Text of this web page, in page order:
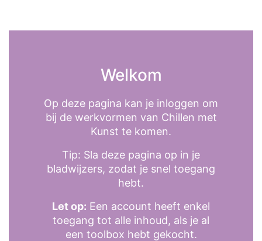
Welkom
Op deze pagina kan je inloggen om
bij de werkvormen van Chillen met
Kunst te komen.
Tip: Sla deze pagina op in je
bladwijzers, zodat je snel toegang
hebt.
Let op: Een account heeft enkel
toegang tot alle inhoud, als je al
een toolbox hebt gekocht.